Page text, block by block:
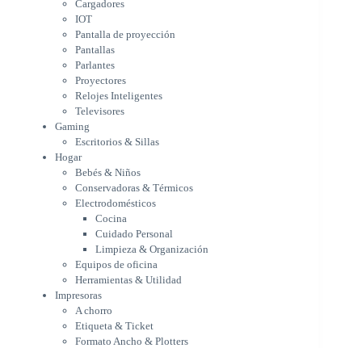
Escritorios & Sillas
Hogar
Bebés & Niños
Conservadoras & Térmicos
Electrodomésticos
Cocina
Cuidado Personal
Limpieza & Organización
Equipos de oficina
Herramientas & Utilidad
Impresoras
A chorro
Etiqueta & Ticket
Formato Ancho & Plotters
Láser
Matriciales
Multifuncional a Tinta
Multifuncional Láser
Tinta Continua
Informática
Accesorios Varios
Cargadores
IOT
Pantalla de proyección
Pantallas
Parlantes
Proyectores
Relojes Inteligentes
Televisores
Gaming
Escritorios & Sillas
Hogar
Bebés & Niños
Conservadoras & Térmicos
Electrodomésticos
Cocina
Cuidado Personal
Limpieza & Organización
Equipos de oficina
Herramientas & Utilidad
Impresoras
A chorro
Etiqueta & Ticket
Formato Ancho & Plotters